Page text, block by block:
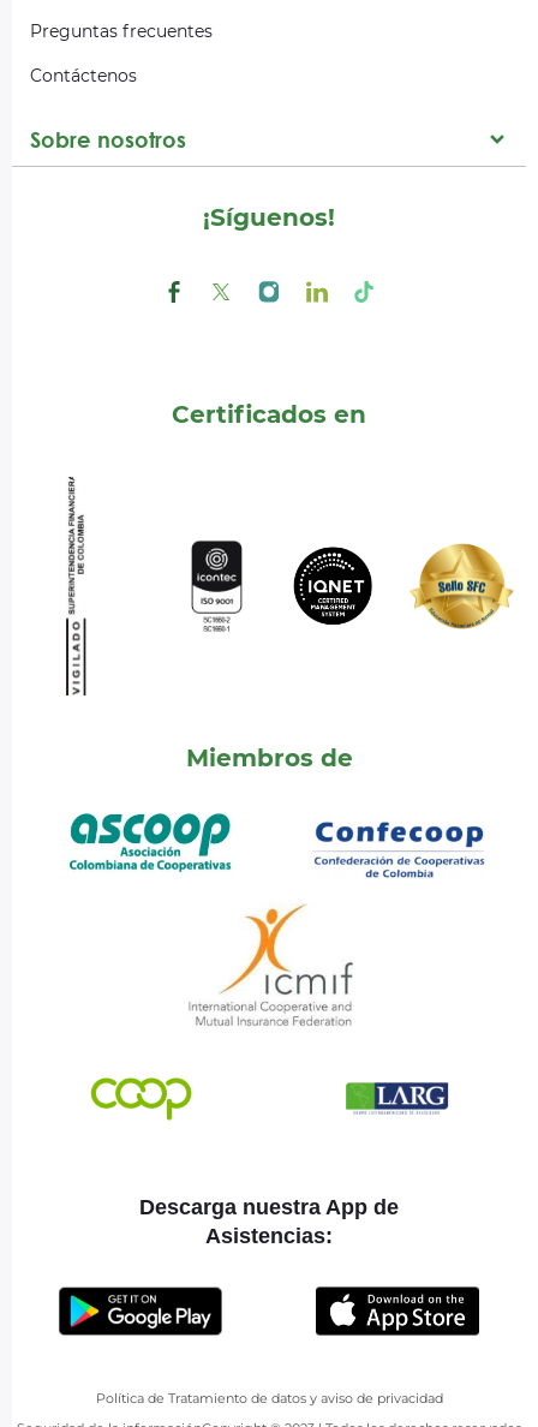
Preguntas frecuentes
Contáctenos
Sobre nosotros
¡Síguenos!
Certificados en
Miembros de
Descarga nuestra App de
Asistencias:
Política de Tratamiento de datos y aviso de privacidad